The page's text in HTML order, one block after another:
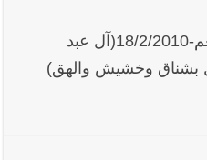
ـ وفاة حسين علي عبد المنعم-18/2/2010(آل عبد
بشناق وخشيش والهق)